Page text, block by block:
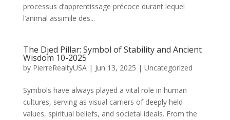
processus d’apprentissage précoce durant lequel
l’animal assimile des...
The Djed Pillar: Symbol of Stability and Ancient
Wisdom 10-2025
by PierreRealtyUSA| Jun 13, 2025 | Uncategorized
Symbols have always played a vital role in human
cultures, serving as visual carriers of deeply held
values, spiritual beliefs, and societal ideals. From the